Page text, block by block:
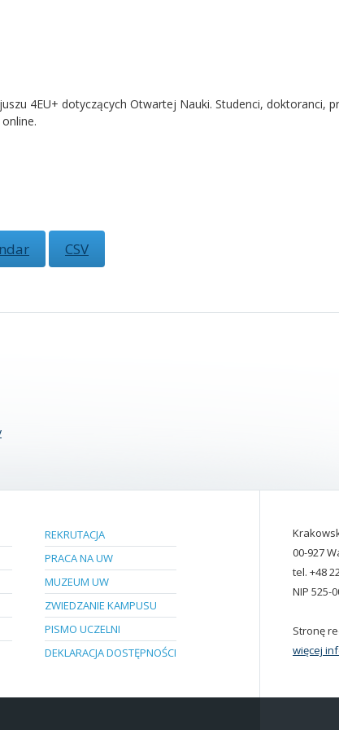
4EU+ dotyczących Otwartej Nauki. Studenci, doktoranci,
CSV
REKRUTACJA
PRACA NA UW
MUZEUM UW
ZWIEDZANIE KAMPUSU
PISMO UCZELNI
DEKLARACJA DOSTĘPNOŚCI
00-927
tel. +48
NIP 525-
Stronę
więcej